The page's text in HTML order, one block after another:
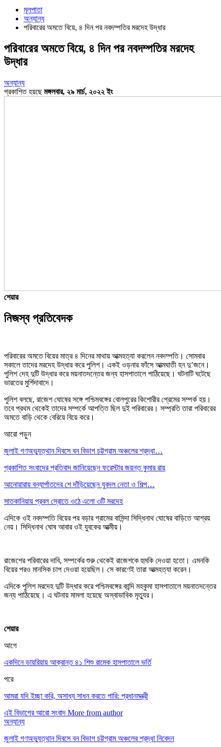
মূলপাতা
অন্যান্য
পরিবারের অমতে বিয়ে, ৪ দিন পর নবদম্পতির মরদেহ উদ্ধার
পরিবারের অমতে বিয়ে, ৪ দিন পর নবদম্পতির মরদেহ
উদ্ধার
অন্যান্য
প্রকাশিত হয়ছেমঙ্গলবার, ২৯ মার্চ, ২০২২ ইং
শেয়ার
নিজস্ব প্রতিবেদক
পরিবারের অমতে বিয়ের মাত্র ৪ দিনের মাথায় আত্মহত্যা করলেন নবদম্পতি। সোমবার
সকালে তাদের মরদেহ উদ্ধার করে পুলিশ। একই ওড়নার ফাঁসে আত্মঘাতী হন দু’জনে।
পুলিশ দেহ দুটি উদ্ধার করে ময়নাতদন্তের জন্য হাসপাতালে পাঠিয়েছে। ঘটনাটি ঘটেছে
ভারতের মুর্শিদাবাদে।
পুলিশ বলছে, রাজেশ ঘোষের সঙ্গে পশ্চিমবঙ্গের বোলপুরের কিশোরীর প্রেমের সম্পর্ক হয়।
তবে প্রথম থেকেই তাদের সম্পর্কে আপত্তি ছিল দুই পরিবারের। সম্প্রতি তারা পরিবারের
অমতে বাড়ি থেকে বেরিয়ে বিয়ে করে।
আরো পড়ুন
জুলাই গণঅভ্যুত্থান দিবসে বন বিভাগ চট্টগ্রাম অঞ্চলের শ্রদ্ধা…
প্রকাশিত সংবাদের প্রতিবাদ জানিয়েছেন ফরেস্টার জয়ন্ত কুমার রায়
আনোয়ারায় বন্যার্পাতদের শে দাঁড়িয়েছেন যুবদল নেতা ও শিল্প…
সাতকানিয়ায় প্রবল স্রোতে ওঠে এলো ৩টি মরদেহ
এদিকে ওই নবদম্পতি বিয়ের পর বড়ার গ্রামের বাসিন্দা সিদ্ধিনাথ ঘোষের বাড়িতে আশ্রয়
নেয়। সিদ্ধিনাথ ঘোষ আবার ওই যুবকের আত্মীয়।
রাজেশের পরিবারের দাবি, সম্পর্কের শুরু থেকেই রাজেশকে হুমকি দেওয়া হতো। এমনকি
বিয়ের পরও মানসিক চাপ দেওয়া হয়েছিল। সে কারণেই তারা আত্মহত্যা করেন।
এদিকে পুলিশ মরদেহ দুটি উদ্ধার করে পশ্চিমবঙ্গের কান্দি মহকুমা হাসপাতালে ময়নাতদন্তের
জন্য পাঠিয়েছে। এ ঘটনায় মামলা হয়েছে অস্বাভাবিক মৃত্যুর।
শেয়ার
আগে
একদিনে ডায়রিয়ায় আক্রান্ত ৪১ শিশু রামেক হাসপাতালে ভর্তি
পরে
আমরা যদি ইচ্ছা করি, অসাধ্য সাধন করতে পারি: প্রধানমন্ত্রী
এই বিভাগের আরো সংবাদ More from author
অন্যান্য
জুলাই গণঅভ্যুত্থান দিবসে বন বিভাগ চট্টগ্রাম অঞ্চলের শ্রদ্ধা নিবেদন